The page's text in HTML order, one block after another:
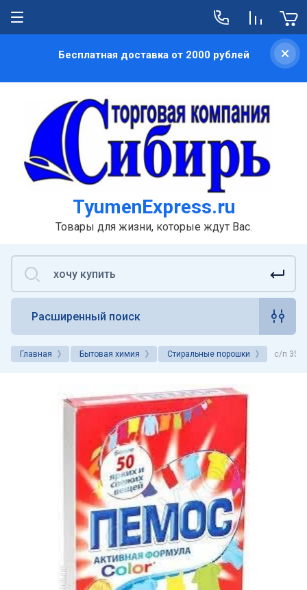
Бесплатная доставка от 2000 рублей
TyumenExpress.ru
Товары для жизни, которые ждут Вас.
Расширенный поиск
Главная Бытовая химия Стиральные порошки с/п